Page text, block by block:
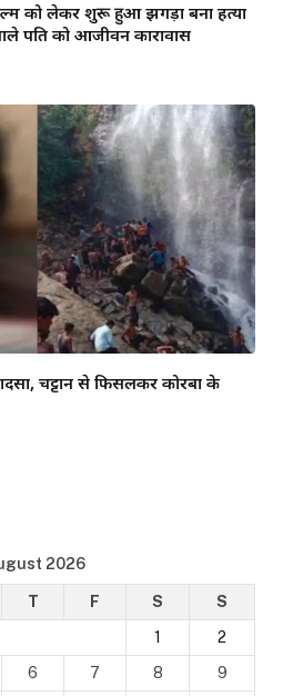
को लेकर शुरू हुआ झगड़ा बना हत्या
पति को आजीवन कारावास
चट्टान से फिसलकर कोरबा के
2026
T F S
S
1
2
6 7 8
9